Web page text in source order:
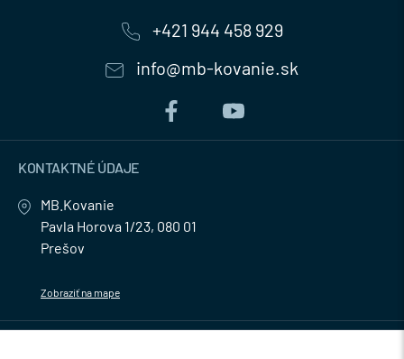
+421 944 458 929
info@mb-kovanie.sk
KONTAKTNÉ ÚDAJE
MB.Kovanie
Pavla Horova 1/23, 080 01
Prešov
Zobraziť na mape